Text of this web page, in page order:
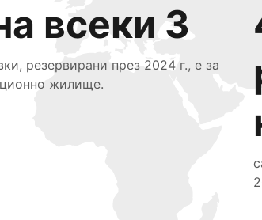
всеки 3
резервирани през 2024 г., е за
жилище.